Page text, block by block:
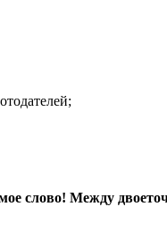
слово! Между